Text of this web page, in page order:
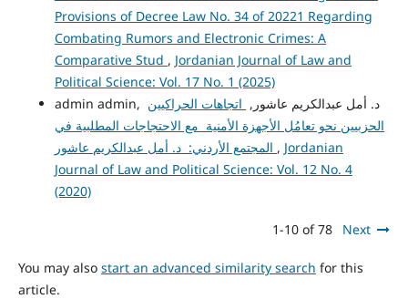
Provisions of Decree Law No. 34 of 20221 Regarding
Combating Rumors and Electronic Crimes: A
Comparative Stud , Jordanian Journal of Law and
Political Science: Vol. 17 No. 1 (2025)
admin admin, د. أمل عبدالكريم عاشور, اتجاهات الحراكيين
الحزبيين نحو تعامُل الأجهزة الأمنية مع الاحتجاجات المطلبية في
, Jordanian
Journal of Law and Political Science: Vol. 12 No. 4
(2020)
1-10 of 78 Next
You may also start an advanced similarity search for this
article.